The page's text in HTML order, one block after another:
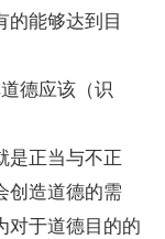
的能够达到目
德应该（识
正当与不正
创造道德的需
对于道德目的的